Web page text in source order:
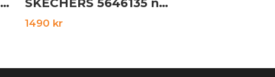
SKECHERS 5646115 svart SKECHERS 5646135 naturvit
1490 kr